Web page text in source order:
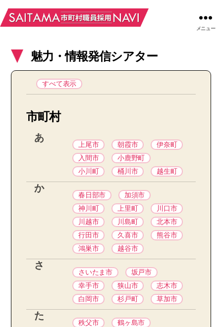
メニュー
魅力・情報発信シアター
すべて表示
市町村
あ
上尾市 朝霞市
伊奈町
入間市
小鹿野町
小川町
桶川市 越生町
か
春日部市
加須市
神川町
上里町
川口市
川越市
川島町
北本市
行田市
久喜市
熊谷市
鴻巣市
越谷市
さ
さいたま市
坂戸市
幸手市
狭山市
志木市
白岡市
杉戸町 草加市
た
秩父市
鶴ヶ島市